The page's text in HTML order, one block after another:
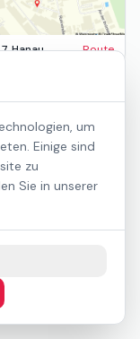
um
Einige sind
zu
Sie in unserer
Hanau Route
WCAG 2.1 AA